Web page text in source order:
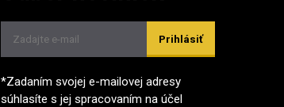
Prihlásiť
*Zadaním svojej e-mailovej adresy
súhlasíte s jej spracovaním na účel